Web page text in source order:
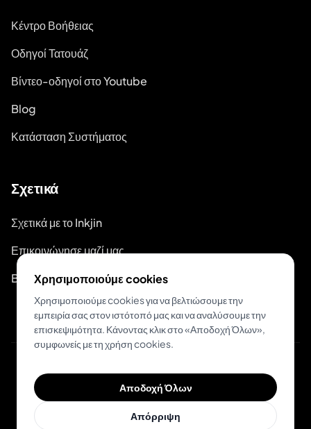
Κέντρο Βοήθειας
Οδηγοί Τατουάζ
Βίντεο-οδηγοί στο Youtube
Blog
Κατάσταση Συστήματος
Σχετικά
Σχετικά με το Inkjin
Επικοινώνησε μαζί μας
Branding Kit
© 2026 Inkjin
Πολιτική ΑπορρήτουΌροι Χρήσης
Χρησιμοποιούμε cookies
Χρησιμοποιούμε cookies για να βελτιώσουμε την
εμπειρία σας στον ιστότοπό μας και να αναλύσουμε την
επισκεψιμότητα. Κάνοντας κλικ στο «Αποδοχή Όλων»,
συμφωνείς με τη χρήση cookies.
Αποδοχή Όλων
Απόρριψη